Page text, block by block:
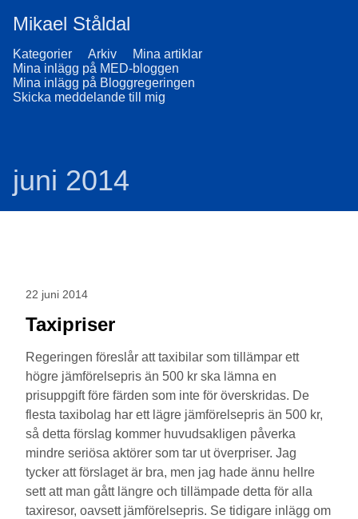
Mikael Ståldal
Kategorier Arkiv
Mina artiklar
Mina inlägg på MED-bloggen
Mina inlägg på Bloggregeringen
Skicka meddelande till mig
juni 2014
22 juni 2014
Taxipriser
Regeringen föreslår att taxibilar som tillämpar ett
högre jämförelsepris än 500 kr ska lämna en
prisuppgift före färden som inte för överskridas. De
flesta taxibolag har ett lägre jämförelsepris än 500 kr,
så detta förslag kommer huvudsakligen påverka
mindre seriösa aktörer som tar ut överpriser. Jag
tycker att förslaget är bra, men jag hade ännu hellre
sett att man gått längre och tillämpade detta för alla
taxiresor, oavsett jämförelsepris. Se tidigare inlägg om